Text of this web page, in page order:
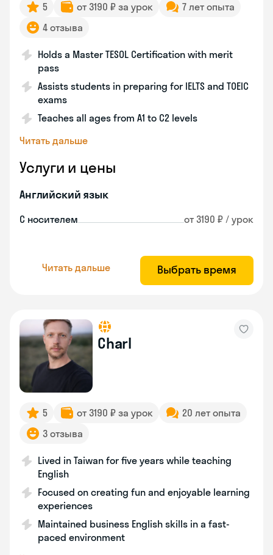
5 от 3190 ₽ за урок
7 лет опыта
4 отзыва
Holds a Master TESOL Certification with merit
pass
Assists students in preparing for IELTS and TOEIC
exams
Teaches all ages from A1 to C2 levels
Читать дальше
Услуги и цены
Английский язык
С носителем от 3190 ₽ / урок
Читать дальше Выбрать время
Charl
5 от 3190 ₽ за урок
20 лет опыта
3 отзыва
Lived in Taiwan for five years while teaching
English
Focused on creating fun and enjoyable learning
experiences
Maintained business English skills in a fast-
paced environment